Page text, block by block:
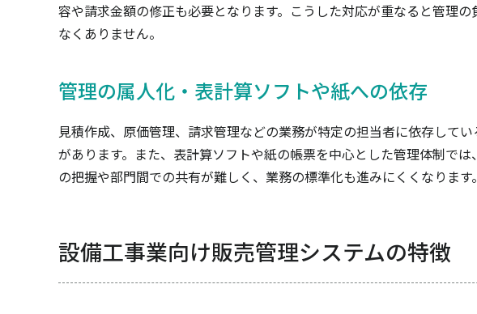
容や請求金額の修正も必要となります。こうした対応が重なると管理
なくありません。
管理の属人化・表計算ソフトや紙への依存
見積作成、原価管理、請求管理などの業務が特定の担当者に依存して
があります。また、表計算ソフトや紙の帳票を中心とした管理体制で
の把握や部門間での共有が難しく、業務の標準化も進みにくくなります。
設備工事業向け販売管理システムの特徴